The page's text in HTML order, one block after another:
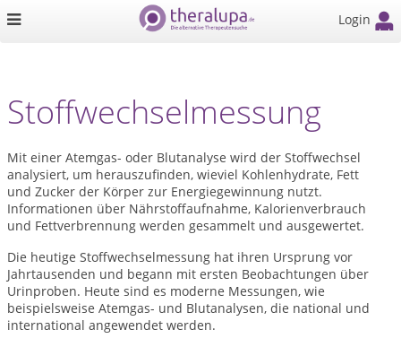
Login
Stoffwechselmessung
Mit einer Atemgas- oder Blutanalyse wird der Stoffwechsel
analysiert, um herauszufinden, wieviel Kohlenhydrate, Fett
und Zucker der Körper zur Energiegewinnung nutzt.
Informationen über Nährstoffaufnahme, Kalorienverbrauch
und Fettverbrennung werden gesammelt und ausgewertet.
Die heutige Stoffwechselmessung hat ihren Ursprung vor
Jahrtausenden und begann mit ersten Beobachtungen über
Urinproben. Heute sind es moderne Messungen, wie
beispielsweise Atemgas- und Blutanalysen, die national und
international angewendet werden.